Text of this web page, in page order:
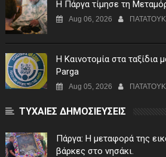
Η Πάργα τίμησε τη
Aug 06, 2026
Η Καινοτομία στα ταξίδια
Parga
Aug 05, 2026
ΤΥΧΑΙΕΣ ΔΗΜΟΣΙΕΥΣΕΙΣ
Πάργα: Η μεταφορά της
βάρκες στο νησάκι.